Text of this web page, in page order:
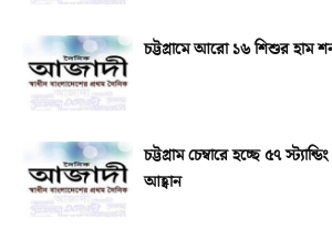
চট্টগ্রামে আরো ১৬ শিশুর হাম
চট্টগ্রাম চেম্বারে হচ্ছে ৫৭
আহ্বান